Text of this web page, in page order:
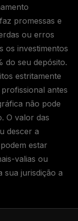
promessas e
ou erros
os investimentos
do seu depósito.
estritamente
antes
não pode
O valor das
descer a
estar
valias ou
sua jurisdição a